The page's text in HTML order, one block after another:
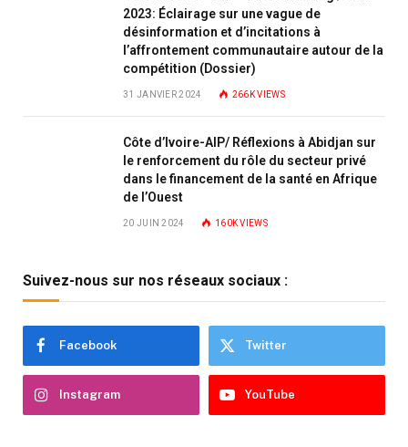
2023: Éclairage sur une vague de
désinformation et d’incitations à
l’affrontement communautaire autour de la
compétition (Dossier)
31 JANVIER 2024 266KVIEWS
Côte d’Ivoire-AIP/ Réflexions à Abidjan sur
le renforcement du rôle du secteur privé
dans le financement de la santé en Afrique
de l’Ouest
20 JUIN 2024 160KVIEWS
Suivez-nous sur nos réseaux sociaux :
Facebook Twitter
Instagram YouTube